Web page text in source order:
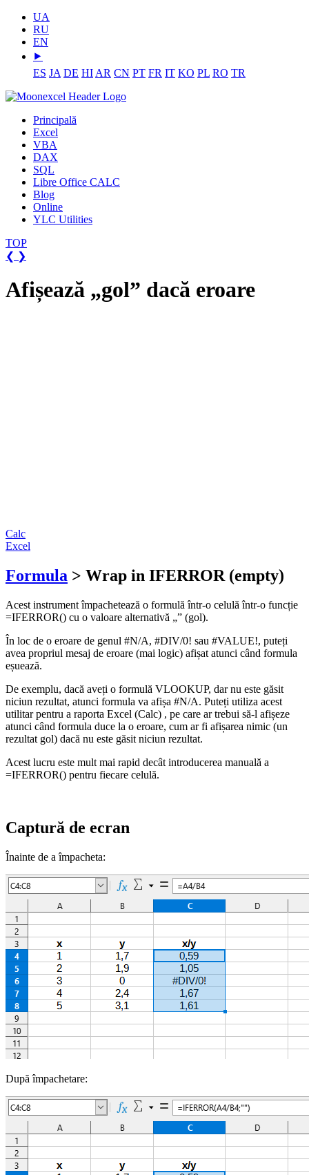
UA
RU
EN
⯈
ES JA DE HI AR CN PT FR IT KO PL RO TR
Principală
Excel
VBA
DAX
SQL
Libre Office CALC
Blog
Online
YLC Utilities
TOP
❮ ❯
Afișează „gol” dacă eroare
Calc
Excel
Formula > Wrap in IFERROR (empty)
Acest instrument împachetează o formulă într-o celulă într-o funcție
=IFERROR() cu o valoare alternativă „” (gol).
În loc de o eroare de genul #N/A, #DIV/0! sau #VALUE!, puteți
avea propriul mesaj de eroare (mai logic) afișat atunci când formula
eșuează.
De exemplu, dacă aveți o formulă VLOOKUP, dar nu este găsit
niciun rezultat, atunci formula va afișa #N/A. Puteți utiliza acest
utilitar pentru a raporta Excel (Calc) , pe care ar trebui să-l afișeze
atunci când formula duce la o eroare, cum ar fi afișarea nimic (un
rezultat gol) dacă nu este găsit niciun rezultat.
Acest lucru este mult mai rapid decât introducerea manuală a
=IFERROR() pentru fiecare celulă.
Captură de ecran
Înainte de a împacheta:
După împachetare: